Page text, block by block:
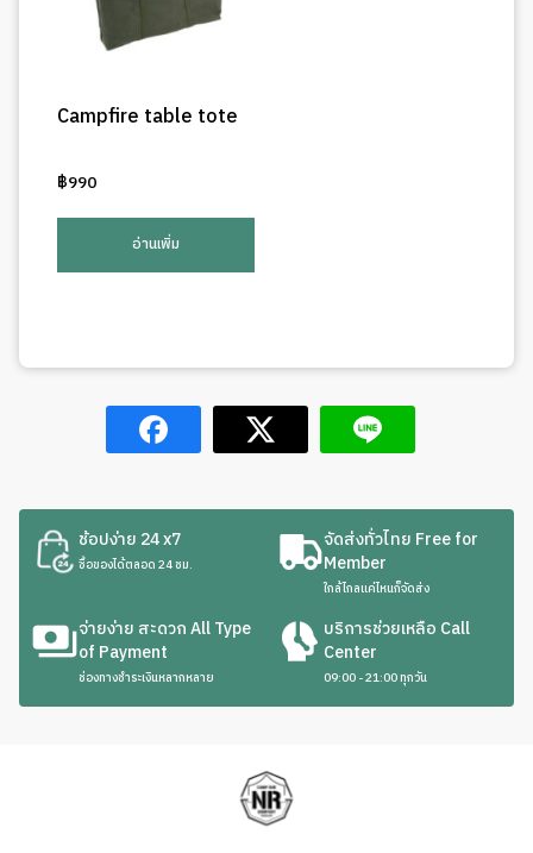
Campfire table tote
฿990
อ่านเพิ่ม
ช้อปง่าย 24 x7
ซื้อของได้ตลอด 24 ชม.
จัดส่งทั่วไทย Free for
Member
ใกล้ไกลแค่ไหนก็จัดส่ง
จ่ายง่าย สะดวก All Type
of Payment
ช่องทางชำระเงินหลากหลาย
บริการช่วยเหลือ Call
Center
09:00 - 21:00 ทุกวัน